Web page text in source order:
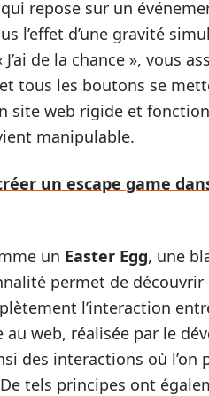
repose sur un
l’effet d’une gravité
de la chance », vous
tous les boutons se
site web rigide et
manipulable.
un escape game
un Easter Egg, une
permet de
l’interaction
web, réalisée par le
des interactions où l’on
tels principes ont